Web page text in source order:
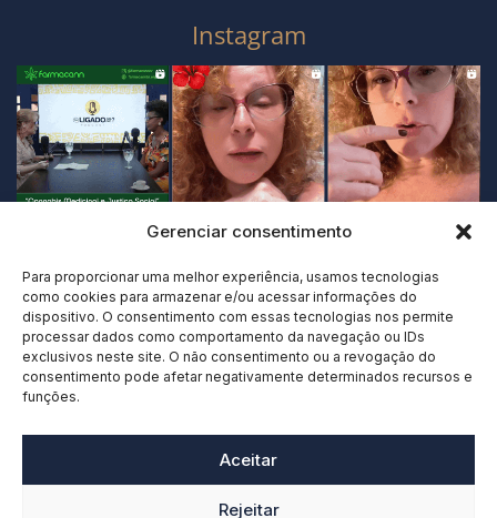
Gerenciar consentimento
Para proporcionar uma melhor experiência, usamos tecnologias
como cookies para armazenar e/ou acessar informações do
dispositivo. O consentimento com essas tecnologias nos permite
processar dados como comportamento da navegação ou IDs
exclusivos neste site. O não consentimento ou a revogação do
consentimento pode afetar negativamente determinados recursos e
funções.
Aceitar
Rejeitar
Instagram